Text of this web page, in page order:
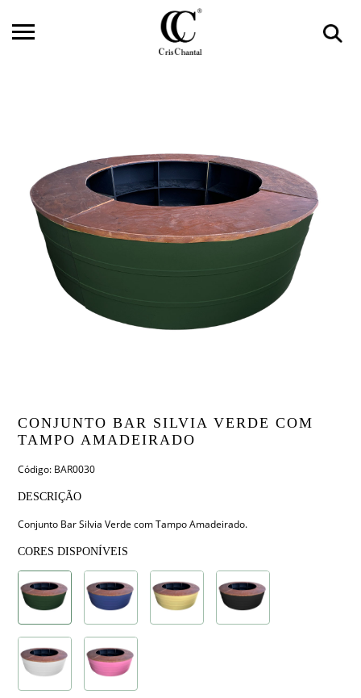
CONJUNTO BAR SILVIA VERDE COM
TAMPO AMADEIRADO
Código: BAR0030
DESCRIÇÃO
Conjunto Bar Silvia Verde com Tampo Amadeirado.
CORES DISPONÍVEIS